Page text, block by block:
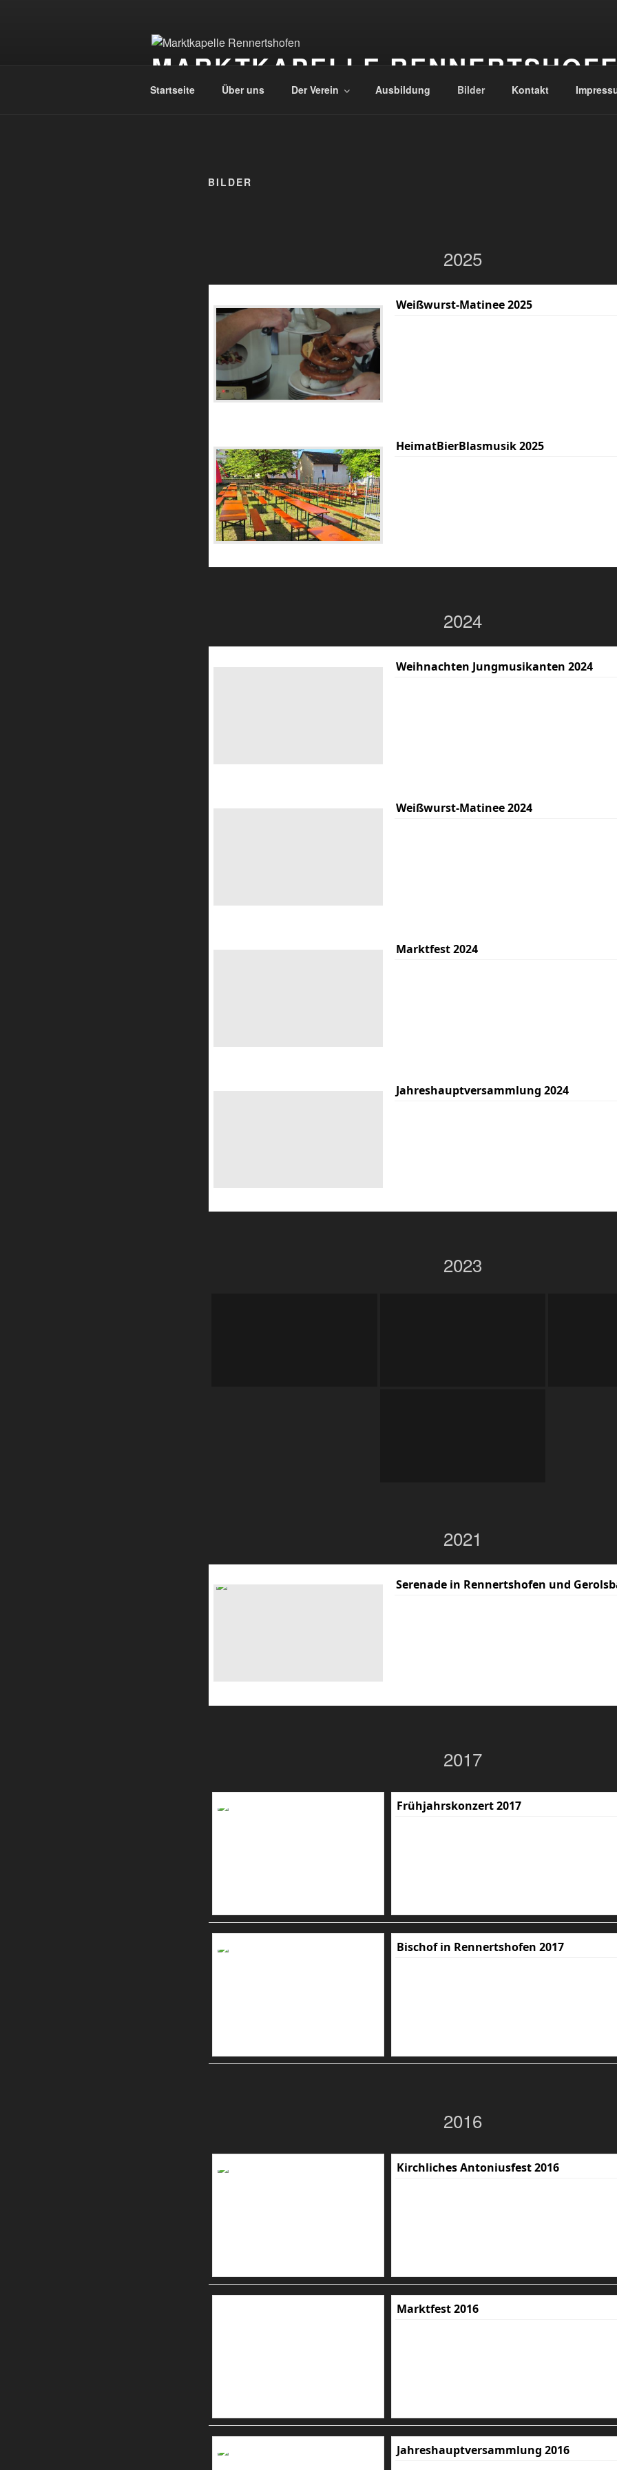
MARKTKAPELLE
Startseite Über uns Der Verein Ausbildung Bilder Kontakt
BILDER
2025
Weißwurst-Matinee 2025
HeimatBierBlasmusik 2025
2024
Weihnachten Jungmusikanten 2024
Weißwurst-Matinee 2024
Marktfest 2024
Jahreshauptversammlung 2024
2023
2021
Serenade in Rennertshofen und
2017
Frühjahrskonzert 2017
Bischof in Rennertshofen 2017
2016
Kirchliches Antoniusfest 2016
Marktfest 2016
Jahreshauptversammlung 2016